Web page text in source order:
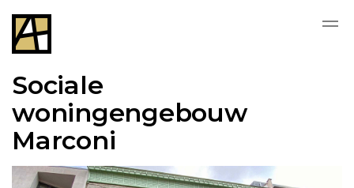
Sociale
woningengebouw
Marconi